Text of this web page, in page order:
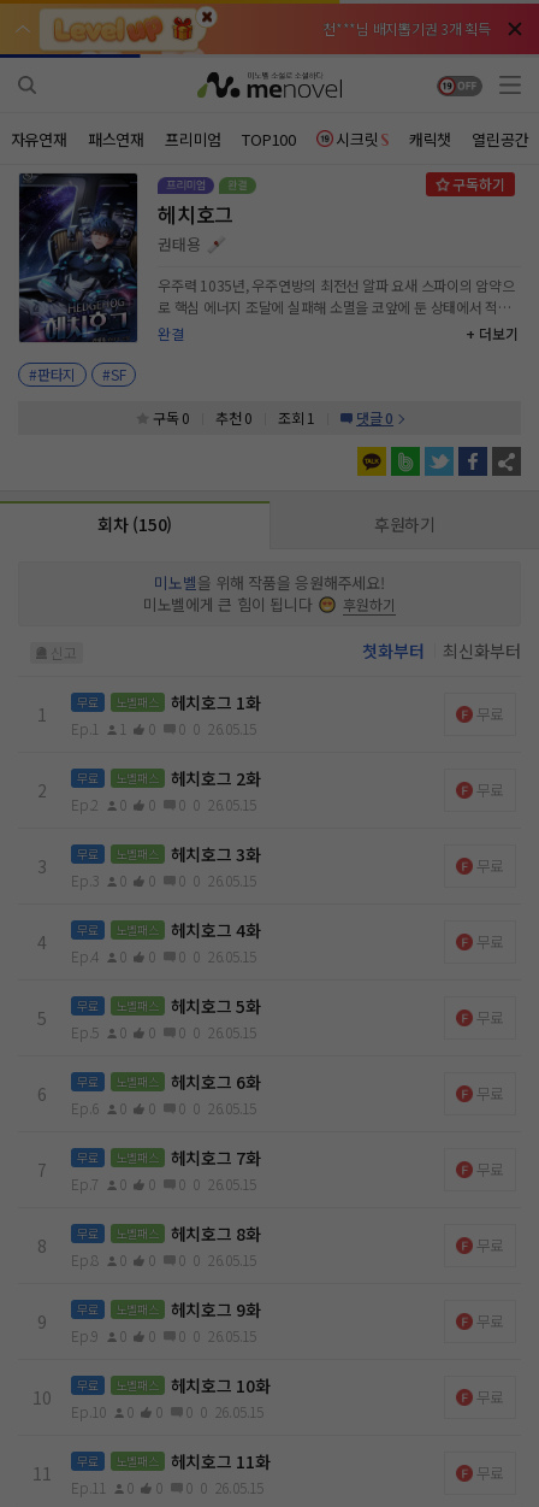
천***님 배지뽑기권 3개 획득
천***님 배지뽑기권 3개 획득
메**님 체험권 3일 획득
메**님 체험권 3일 획득
주**님 일반뽑기권 2개 획득
주**님 일반뽑기권 2개 획득
갈***님 후원10코인 획득
갈***님 후원10코인 획득
자유연재 패스연재 프리미엄 TOP100 시크릿 캐릭챗 열린공간
헤치호그
권태용
완결
우주력 1035년, 우주연방의 최전선 알파 요새 스파이의 암약으
로 핵심 에너지 조달에 실패해 소멸을 코앞에 둔 상태에서 적군
카이아연방은 대대적으로 접근해 오고 시간 내에 에너지를 운송
인 운석 폭풍을 수시로 들락날락하고 시선을 뗄 수 없는 곡예비
로젝트가 다시 시작되면서 우주연방과 카이아연방 사이에 전운
은 짙어져 가는데…… 고슴도치를 뜻하는 메인 함정 ‘헤치호그’
우주를 지배하는, 결코 추격당하지 않는 파일럿의 불패 신화가
시작된다!
+ 더보기
#판타지
#SF
구독 0 추천 0 조회 1 댓글 0
회차 (150) 후원하기
미노벨을 위해 작품을 응원해주세요!
미노벨에게 큰 힘이 됩니다
후원하기
신고 첫화부터 최신화부터
1
무료 노벨패스 헤치호그 1화
Ep.1 1 0 0 0 26.05.15
무료
2
무료 노벨패스 헤치호그 2화
Ep.2 0 0 0 0 26.05.15
무료
3
무료 노벨패스 헤치호그 3화
Ep.3 0 0 0 0 26.05.15
무료
4
무료 노벨패스 헤치호그 4화
Ep.4 0 0 0 0 26.05.15
무료
5
무료 노벨패스 헤치호그 5화
Ep.5 0 0 0 0 26.05.15
무료
6
무료 노벨패스 헤치호그 6화
Ep.6 0 0 0 0 26.05.15
무료
7
무료 노벨패스 헤치호그 7화
Ep.7 0 0 0 0 26.05.15
무료
8
무료 노벨패스 헤치호그 8화
Ep.8 0 0 0 0 26.05.15
무료
9
무료 노벨패스 헤치호그 9화
Ep.9 0 0 0 0 26.05.15
무료
10
무료 노벨패스 헤치호그 10화
Ep.10 0 0 0 0 26.05.15
무료
11
무료 노벨패스 헤치호그 11화
Ep.11 0 0 0 0 26.05.15
무료